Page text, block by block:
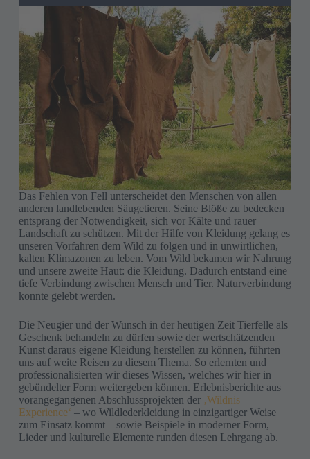
Das Fehlen von Fell unterscheidet den Menschen von allen
anderen landlebenden Säuge­tieren. Seine Blöße zu bedecken
entsprang der Notwendigkeit, sich vor Kälte und rauer
Landschaft zu schützen. Mit der Hilfe von Kleidung gelang es
unseren Vorfahren dem Wild zu folgen und in unwirtlichen,
kalten Klimazonen zu leben. Vom Wild bekamen wir Nahrung
und unsere zweite Haut: die Kleidung. Dadurch entstand eine
tiefe Verbindung zwischen Mensch und Tier. Naturverbindung
konnte gelebt werden.
Die Neugier und der Wunsch in der heutigen Zeit Tierfelle als
Geschenk behandeln zu dürfen sowie der wertschätzenden
Kunst daraus eigene Kleidung herstellen zu können, führten
uns auf weite Reisen zu diesem Thema. So erlernten und
professionalisierten wir dieses Wissen, welches wir hier in
gebündelter Form weitergeben können. Erlebnisberichte aus
vorangegangenen Abschlussprojekten der ‚Wildnis
Experience‘ – wo Wildlederkleidung in einzigartiger Weise
zum Einsatz kommt – sowie Beispiele in moderner Form,
Lieder und kulturelle Elemente runden diesen Lehrgang ab.